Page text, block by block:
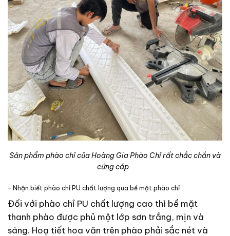
Sản phẩm phào chỉ của Hoàng Gia Phào Chỉ rất chắc chắn và
cứng cáp
– Nhận biết phào chỉ PU chất lượng qua bề mặt phào chỉ
Đối với phào chỉ PU chất lượng cao thì bề mặt
thanh phào được phủ một lớp sơn trắng, mịn và
sáng. Hoạ tiết hoa văn trên phào phải sắc nét và